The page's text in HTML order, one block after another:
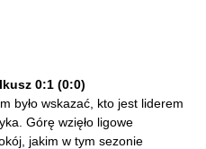
0:1 (0:0)
było wskazać, kto jest liderem
Górę wzięło ligowe
jakim w tym sezonie